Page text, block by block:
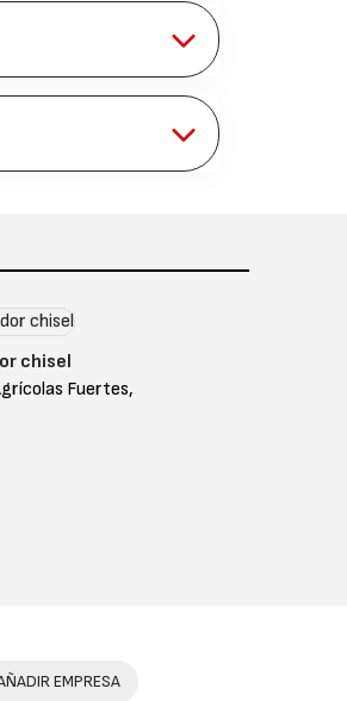
chisel
Fuertes,
EMPRESA